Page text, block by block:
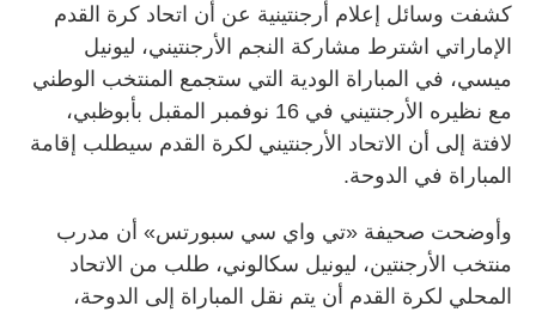
كشفت وسائل إعلام أرجنتينية عن أن اتحاد كرة القدم
الإماراتي اشترط مشاركة النجم الأرجنتيني، ليونيل
ميسي، في المباراة الودية التي ستجمع المنتخب الوطني
مع نظيره الأرجنتيني في 16 نوفمبر المقبل بأبوظبي،
لافتة إلى أن الاتحاد الأرجنتيني لكرة القدم سيطلب إقامة
المباراة في الدوحة.
وأوضحت صحيفة «تي واي سي سبورتس» أن مدرب
منتخب الأرجنتين، ليونيل سكالوني، طلب من الاتحاد
المحلي لكرة القدم أن يتم نقل المباراة إلى الدوحة،